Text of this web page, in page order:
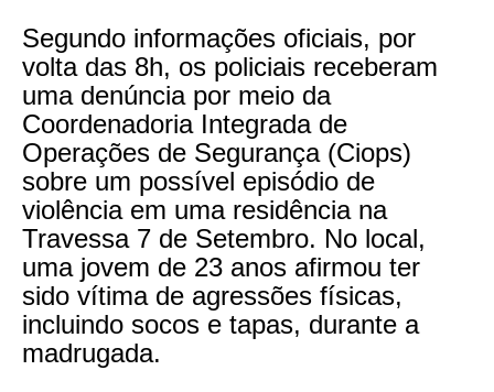
Segundo informações oficiais, por
volta das 8h, os policiais receberam
uma denúncia por meio da
Coordenadoria Integrada de
Operações de Segurança (Ciops)
sobre um possível episódio de
violência em uma residência na
Travessa 7 de Setembro. No local,
uma jovem de 23 anos afirmou ter
sido vítima de agressões físicas,
incluindo socos e tapas, durante a
madrugada.